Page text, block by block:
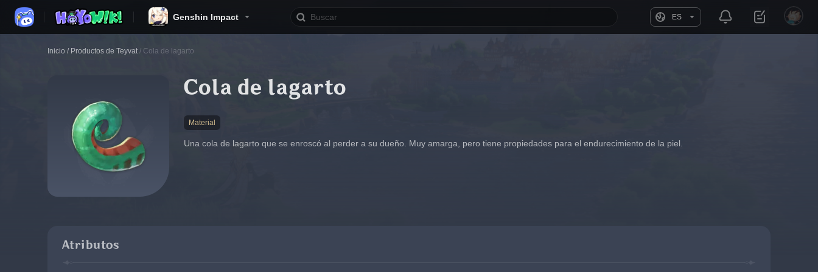
Genshin Impact ES
Inicio / Productos de Teyvat / Cola de lagarto
Cola de lagarto
Material
Una cola de lagarto que se enroscó al perder a su dueño. Muy amarga, pero tiene propiedades para el endurecimiento de la piel.
Atributos